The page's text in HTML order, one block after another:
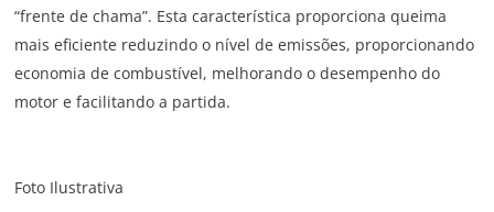
“frente de chama”. Esta característica proporciona queima
mais eficiente reduzindo o nível de emissões, proporcionando
economia de combustível, melhorando o desempenho do
motor e facilitando a partida.
Foto Ilustrativa